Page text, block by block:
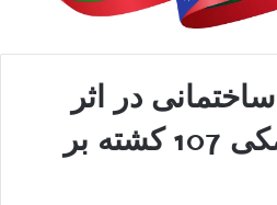
در اثر
توفان در حرم مکی 107 کشته بر